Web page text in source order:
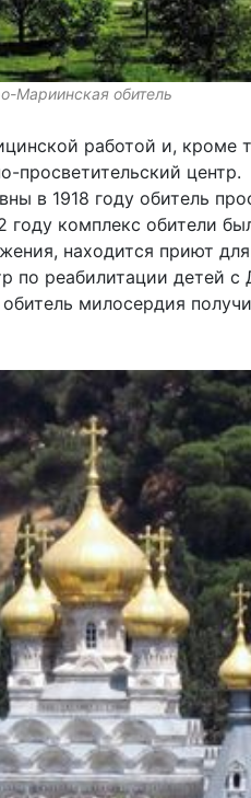
Мариинская обитель
работой и, кроме
просветительский центр.
в 1918 году обитель
комплекс обители
находится приют для
по реабилитации детей с
милосердия